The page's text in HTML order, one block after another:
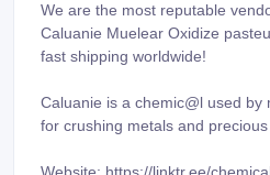
We are the most reputable
Caluanie Muelear Oxidize
fast shipping worldwide!
Caluanie is a chemic@l used by
for crushing metals and